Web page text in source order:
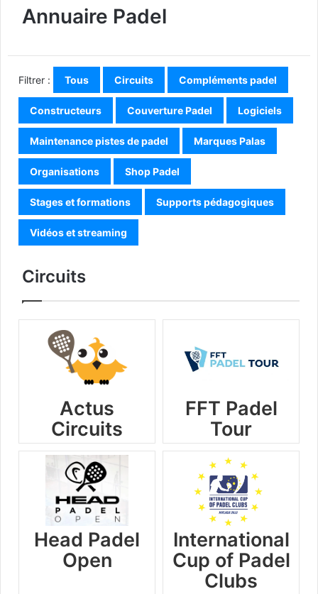
Annuaire Padel
Filtrer : Tous Circuits Compléments padel
Constructeurs Couverture Padel Logiciels
Maintenance pistes de padel Marques Palas
Organisations Shop Padel
Stages et formations Supports pédagogiques
Vidéos et streaming
Circuits
Actus
Circuits
FFT Padel
Tour
Head Padel
Open
International
Cup of Padel
Clubs